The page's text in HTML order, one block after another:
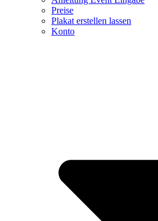
Preise
Plakat erstellen lassen
Konto